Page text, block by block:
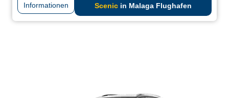
Informationen
Scenicin Malaga Flughafen